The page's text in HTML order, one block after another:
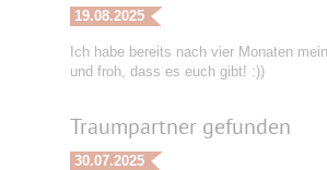
19.08.2025
Ich habe bereits nach vier Monaten
und froh, dass es euch gibt! :))
Traumpartner gefunden
30.07.2025